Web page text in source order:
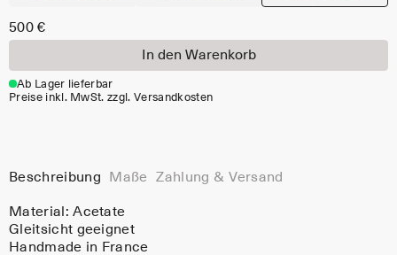
500 €
In den Warenkorb
Ab Lager lieferbar
Preise inkl. MwSt. zzgl. Versandkosten
Beschreibung Maße Zahlung & Versand
Material:Acetate
Gleitsicht geeignet
Handmade in France